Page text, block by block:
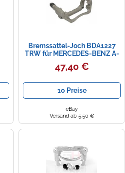
Bremssattel-Joch BDA1227
TRW für MERCEDES-BENZ A-
KLASSE B-KLASSE Sports
Tourer
47,40 €
10 Preise
eBay
Versand ab 5,50 €